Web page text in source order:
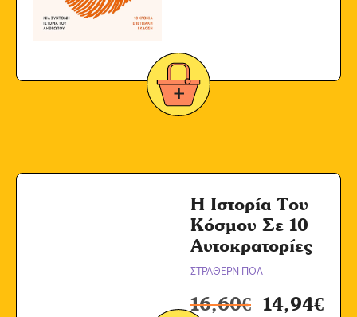
Η Ιστορία Του
Κόσμου Σε 10
Αυτοκρατορίες
ΣΤΡΑΘΕΡΝ ΠΟΛ
16,60€ 14,94€